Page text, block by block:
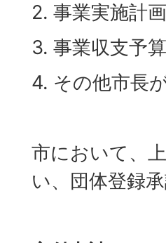
2. 事業実施計
3. 事業収支予
4. その他市長
市において、
い、団体登録